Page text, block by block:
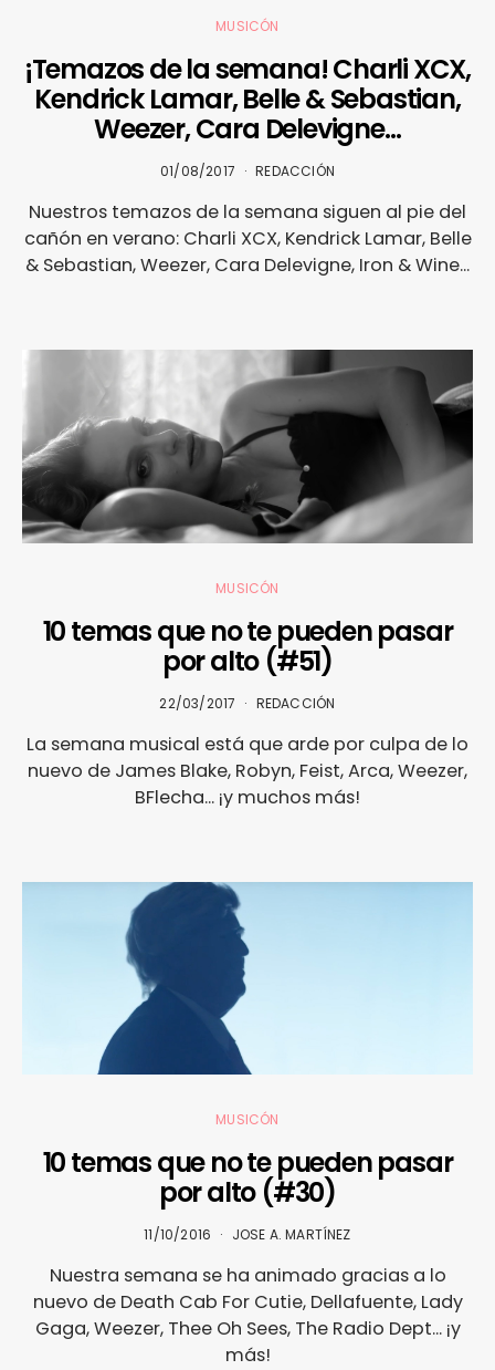
MUSICÓN
¡Temazos de la semana! Charli XCX,
Kendrick Lamar, Belle & Sebastian,
Weezer, Cara Delevigne…
01/08/2017 REDACCIÓN
Nuestros temazos de la semana siguen al pie del
cañón en verano: Charli XCX, Kendrick Lamar, Belle
& Sebastian, Weezer, Cara Delevigne, Iron & Wine...
MUSICÓN
10 temas que no te pueden pasar
por alto (#51)
22/03/2017 REDACCIÓN
La semana musical está que arde por culpa de lo
nuevo de James Blake, Robyn, Feist, Arca, Weezer,
BFlecha... ¡y muchos más!
MUSICÓN
10 temas que no te pueden pasar
por alto (#30)
11/10/2016 JOSE A. MARTÍNEZ
Nuestra semana se ha animado gracias a lo
nuevo de Death Cab For Cutie, Dellafuente, Lady
Gaga, Weezer, Thee Oh Sees, The Radio Dept... ¡y
más!